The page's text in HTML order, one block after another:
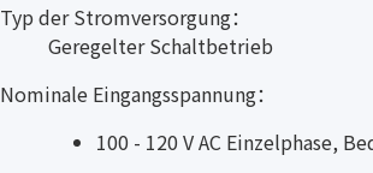
Typ der Stromversorgung：
Geregelter Schaltbetrieb
Nominale Eingangsspannung：
100 - 120 V AC Einzelphase,